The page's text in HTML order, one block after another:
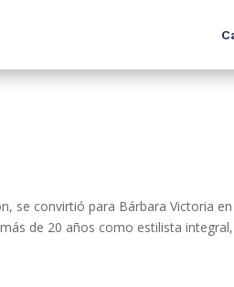
se convirtió para Bárbara Victoria en
de 20 años como estilista